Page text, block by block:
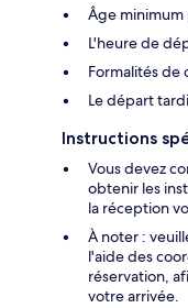
Âge
L'heure de
Formalités de
Le départ
Instructions
Vous devez
obtenir les
la réception
À noter :
l'aide des
réservation,
votre arrivée.